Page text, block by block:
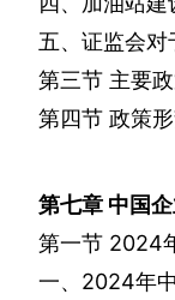
五、证监会
第三节 主要
第四节 政策
第七章 中国
第一节 2024
一、 2024年